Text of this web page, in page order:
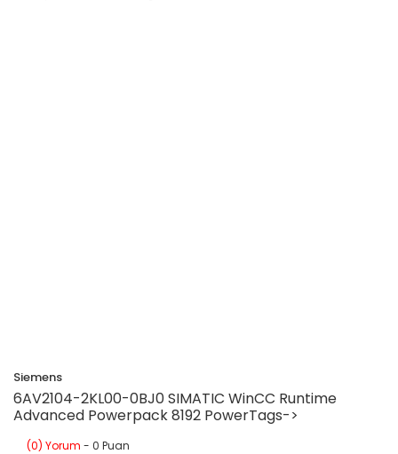
Siemens
6AV2104-2KL00-0BJ0 SIMATIC WinCC Runtime
Advanced Powerpack 8192 PowerTags->
(0) Yorum - 0 Puan